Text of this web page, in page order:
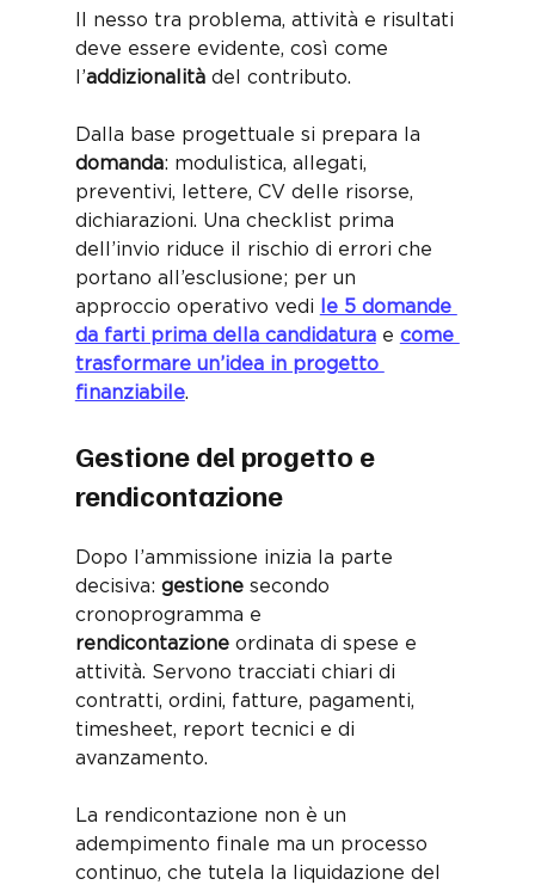
Il nesso tra problema, attività e risultati
deve essere evidente, così come
l’addizionalità del contributo.
Dalla base progettuale si prepara la
domanda: modulistica, allegati,
preventivi, lettere, CV delle risorse,
dichiarazioni. Una checklist prima
dell’invio riduce il rischio di errori che
portano all’esclusione; per un
approccio operativo vedi
le 5 domande
da farti prima della candidatura e come
trasformare un’idea in progetto
finanziabile.
Gestione del progetto e
rendicontazione
Dopo l’ammissione inizia la parte
decisiva: gestione secondo
cronoprogramma e
rendicontazione ordinata di spese e
attività. Servono tracciati chiari di
contratti, ordini, fatture, pagamenti,
timesheet, report tecnici e di
avanzamento.
La rendicontazione non è un
adempimento finale ma un processo
continuo, che tutela la liquidazione del